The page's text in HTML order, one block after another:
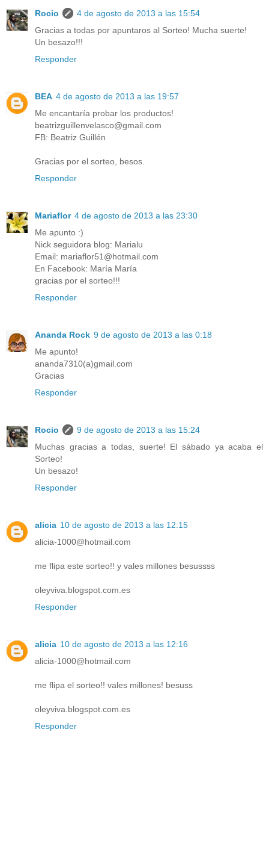
Rocio
4 de agosto de 2013 a las 15:54
Gracias a todas por apuntaros al Sorteo! Mucha suerte!
Un besazo!!!
Responder
BEA 4 de agosto de 2013 a las 19:57
Me encantaría probar los productos!
beatrizguillenvelasco@gmail.com
FB: Beatriz Guillén
Gracias por el sorteo, besos.
Responder
Mariaflor 4 de agosto de 2013 a las 23:30
Me apunto :)
Nick seguidora blog: Marialu
Email: mariaflor51@hotmail.com
En Facebook: María María
gracias por el sorteo!!!
Responder
Ananda Rock 9 de agosto de 2013 a las 0:18
Me apunto!
ananda7310(a)gmail.com
Gracias
Responder
Rocio
9 de agosto de 2013 a las 15:24
Muchas gracias a todas, suerte! El sábado ya acaba el
Sorteo!
Un besazo!
Responder
alicia 10 de agosto de 2013 a las 12:15
alicia-1000@hotmail.com
me flipa este sorteo!! y vales millones besussss
oleyviva.blogspot.com.es
Responder
alicia 10 de agosto de 2013 a las 12:16
alicia-1000@hotmail.com
me flipa el sorteo!! vales millones! besuss
oleyviva.blogspot.com.es
Responder